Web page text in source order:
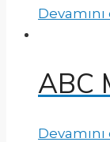
Devamını
ABC
Devamını